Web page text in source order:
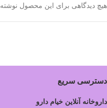
هیچ دیدگاهی برای این محصول
دسترسی سریع
داروخانه آنلاین خیام دارو